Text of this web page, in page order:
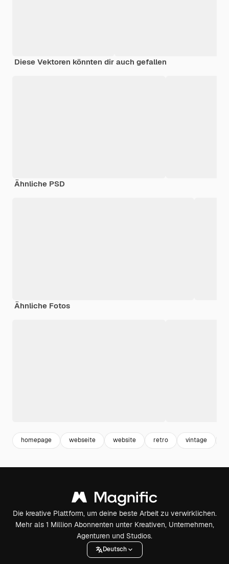
Diese Vektoren könnten dir auch gefallen
Ähnliche PSD
Ähnliche Fotos
homepage webseite website retro vintage
Die kreative Plattform, um deine beste Arbeit zu verwirklichen.
Mehr als 1 Million Abonnenten unter Kreativen, Unternehmen,
Agenturen und Studios.
Deutsch